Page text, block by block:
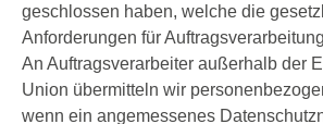
geschlossen haben, welche die
Anforderungen für
An Auftragsverarbeiter außerhalb der
Union übermitteln wir
wenn ein angemessenes